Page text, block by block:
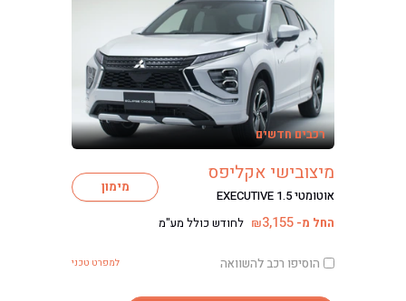
רכבים חדשים
מיצובישי אקליפס
אוטומטי EXECUTIVE 1.5 מימון
החל מ- ₪3,155 לחודש כולל מע"מ
הוסיפו רכב להשוואה למפרט טכני